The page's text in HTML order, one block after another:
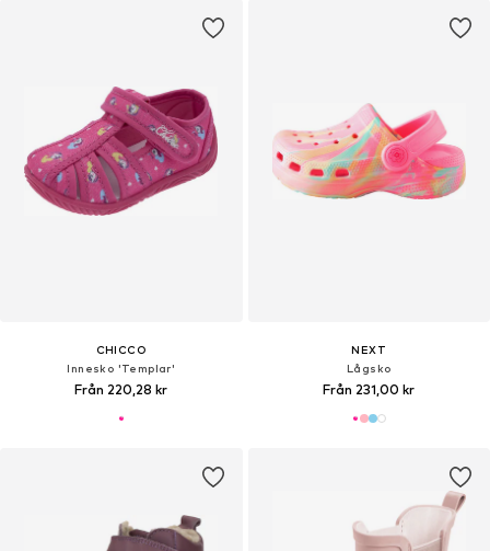
CHICCO
Innesko 'Templar'
Från 220,28 kr
NEXT
Lågsko
Från 231,00 kr